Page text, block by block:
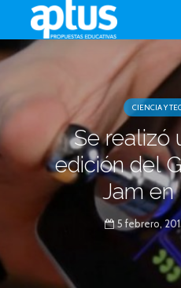
CIENCIA Y
Se realizó
edición del
Jam
5 febrero,